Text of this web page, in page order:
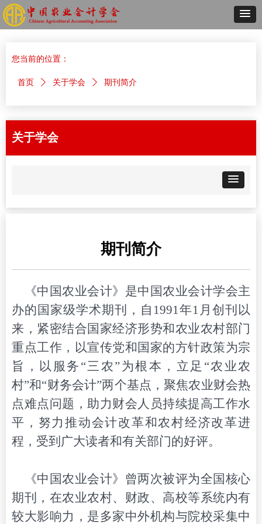
您当前的位置：
首页 ꄲ 关于学会 ꄲ 期刊简介
期刊简介
《中国农业会计》是中国农业会计学会主
办的 国家级学术期刊 ，自 1991年1月 创刊以
来， 紧密结合国家经济形势和农业农村部门
重点工作，以宣传党和国家的方针政策为宗
旨，以服务 “三农”为根本，立足“农业农
村”和“财务会计”两个基点， 聚焦农业财会热
点难点问题， 助力 财会人员持续提高工作水
平， 努力推动会计改革和农村经济改革进
程，受到广大读者和有关部门的好评。
《中国农业会计》 曾两次被评为全国核心
期刊，在农业农村、财政、高校等系统内有
较大影响力 ， 是多家中外机构与院校采集中
关于学会